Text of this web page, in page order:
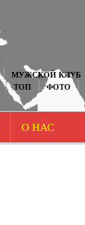
МУЖСКОЙ КЛУБ
ТОП ФОТО
О НАС